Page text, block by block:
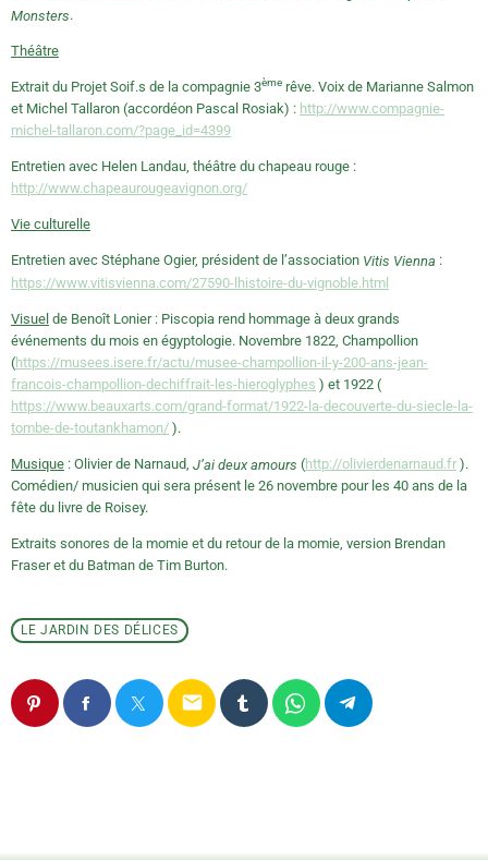
Monsters.
Théâtre
Extrait du Projet Soif.s de la compagnie 3ème rêve. Voix de Marianne Salmon
et Michel Tallaron (accordéon Pascal Rosiak) : http://www.compagnie-
michel-tallaron.com/?page_id=4399
Entretien avec Helen Landau, théâtre du chapeau rouge :
http://www.chapeaurougeavignon.org/
Vie culturelle
Entretien avec Stéphane Ogier, président de l’association Vitis Vienna :
https://www.vitisvienna.com/27590-lhistoire-du-vignoble.html
Visuel de Benoît Lonier : Piscopia rend hommage à deux grands
événements du mois en égyptologie. Novembre 1822, Champollion
(https://musees.isere.fr/actu/musee-champollion-il-y-200-ans-jean-
francois-champollion-dechiffrait-les-hieroglyphes ) et 1922 (
https://www.beauxarts.com/grand-format/1922-la-decouverte-du-siecle-la-
tombe-de-toutankhamon/ ).
Musique : Olivier de Narnaud, J’ai deux amours (http://olivierdenarnaud.fr ).
Comédien/ musicien qui sera présent le 26 novembre pour les 40 ans de la
fête du livre de Roisey.
Extraits sonores de la momie et du retour de la momie, version Brendan
Fraser et du Batman de Tim Burton.
LE JARDIN DES DÉLICES
email